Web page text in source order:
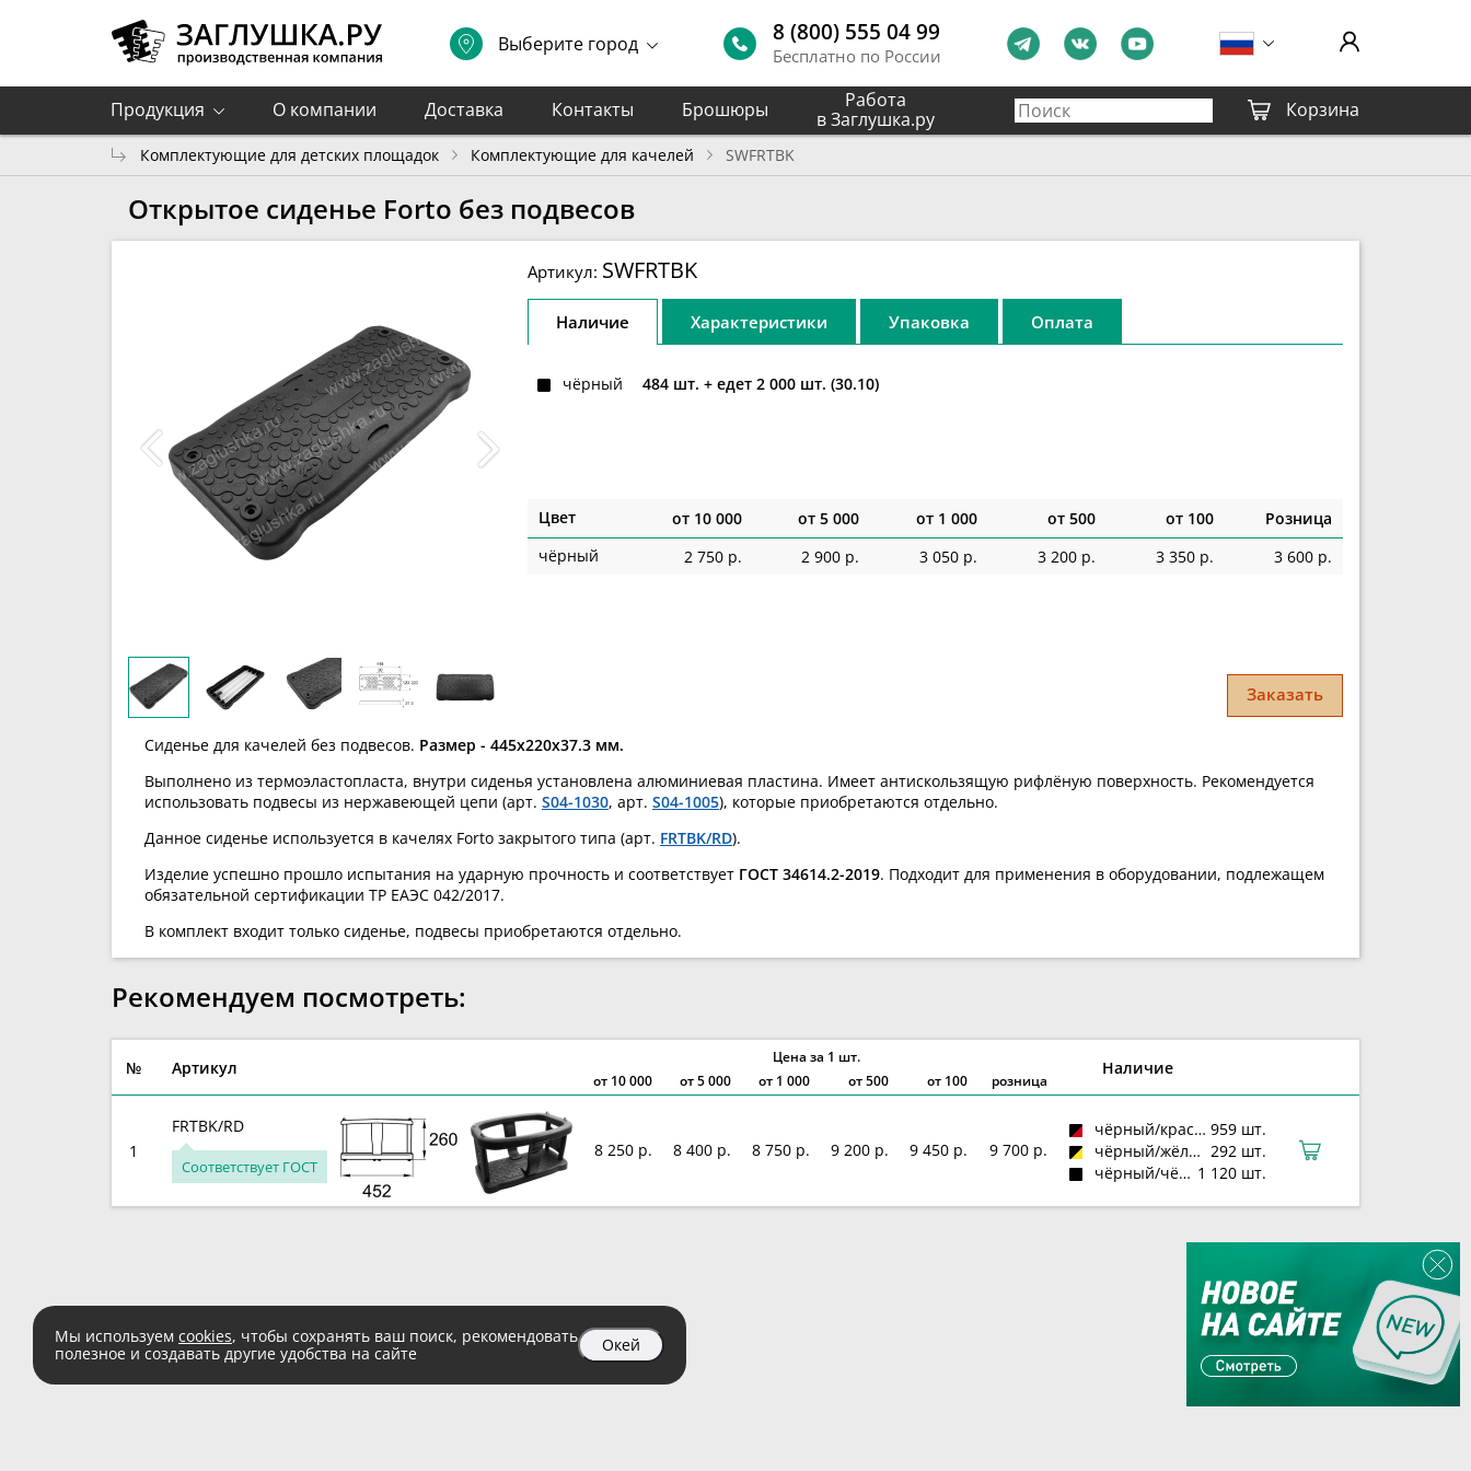
Выберите город 8 (800) 555 04 99
Бесплатно по России
Продукция О компании Доставка Контакты Брошюры
Работа
в Заглушка.ру
Корзина
Комплектующие для детских площадок Комплектующие для качелей SWFRTBK
Открытое сиденье Forto без подвесов
Артикул: SWFRTBK
Наличие Характеристики Упаковка Оплата
чёрный 484 шт. + едет 2 000 шт. (30.10)
Цвет от 10 000 от 5 000 от 1 000 от 500 от 100
Розница
чёрный
2 750 р. 2 900 р. 3 050 р. 3 200 р. 3 350 р. 3 600 р.
Заказать
Сиденье для качелей без подвесов. Размер - 445х220х37.3 мм.
Выполнено из термоэластопласта, внутри сиденья установлена алюминиевая пластина. Имеет антискользящую рифлёную поверхность. Рекомендуется
использовать подвесы из нержавеющей цепи (арт. S04-1030, арт. S04-1005), которые приобретаются отдельно.
Данное сиденье используется в качелях Forto закрытого типа (арт. FRTBK/RD).
Изделие успешно прошло испытания на ударную прочность и соответствует ГОСТ 34614.2-2019. Подходит для применения в оборудовании, подлежащем
обязательной сертификации ТР ЕАЭС 042/2017.
В комплект входит только сиденье, подвесы приобретаются отдельно.
Рекомендуем посмотреть:
№ Артикул
Цена за 1 шт.
Наличие
от 10 000 от5 000 от 1 000 от 500 от 100 розница
1
FRTBK/RD
Соответствует ГОСТ
8 250 р. 8 400 р. 8 750 р. 9 200 р. 9 450 р. 9 700 р.
чёрный/красный
959 шт.
чёрный/жёлтый
292 шт.
чёрный/чёрный
1 120 шт.
Мы используем cookies, чтобы сохранять ваш поиск, рекомендовать
полезное и создавать другие удобства на сайте
Окей